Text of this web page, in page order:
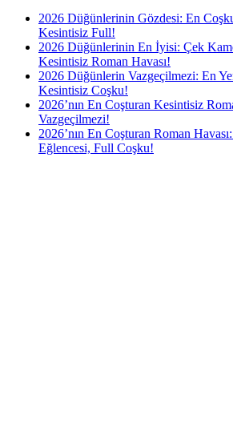
2026 Düğünlerinin Gözdesi: En
Kesintisiz Full!
2026 Düğünlerinin En İyisi: Çek
Kesintisiz Roman Havası!
2026 Düğünlerin Vazgeçilmezi: En
Kesintisiz Coşku!
2026’nın En Coşturan Kesintisiz
Vazgeçilmezi!
2026’nın En Coşturan Roman
Eğlencesi, Full Coşku!